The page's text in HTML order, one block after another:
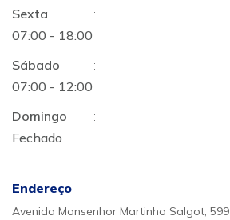
Sexta
:
07:00 - 18:00
Sábado
:
07:00 - 12:00
Domingo
:
Fechado
Endereço
Avenida Monsenhor Martinho Salgot, 599